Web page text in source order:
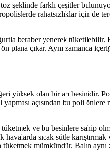
şeklinde farklı çeşitler
rahatsızlıklar için de
beraber yenerek
plana çıkar. Aynı zamanda
yüksek olan bir arı besinidir.
açısından bu poli
ve bu besinlere sahip
sıcak sütle
mümkündür. Balın